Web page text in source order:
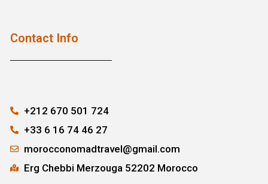
Contact Info
+212 670 501 724
+33 6 16 74 46 27
morocconomadtravel@gmail.com
Erg Chebbi Merzouga 52202 Morocco